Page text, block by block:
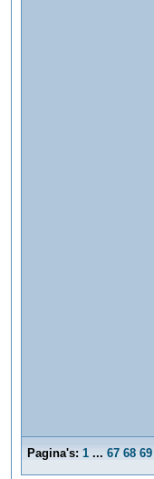
Pagina's: 1 ... 67 68 69